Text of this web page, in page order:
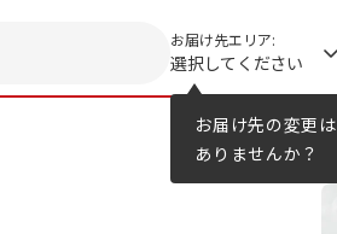
お届け先の変更は
ありませんか？
お届け先エリア:
選択してください